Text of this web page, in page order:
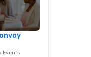
Events